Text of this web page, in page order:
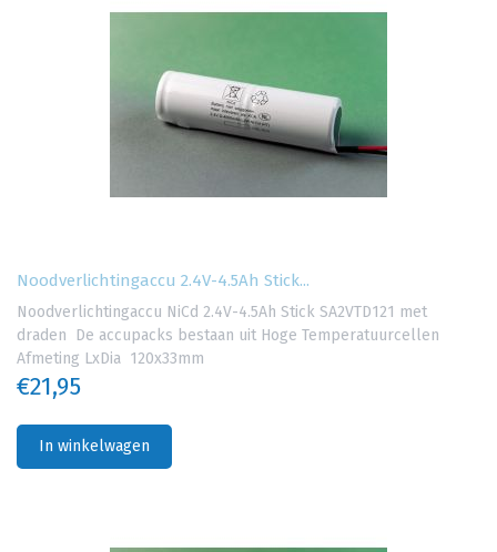
Noodverlichtingaccu 2.4V-4.5Ah Stick...
Noodverlichtingaccu NiCd 2.4V-4.5Ah Stick SA2VTD121 met
draden De accupacks bestaan uit Hoge Temperatuurcellen
Afmeting LxDia 120x33mm
€21,95
In winkelwagen